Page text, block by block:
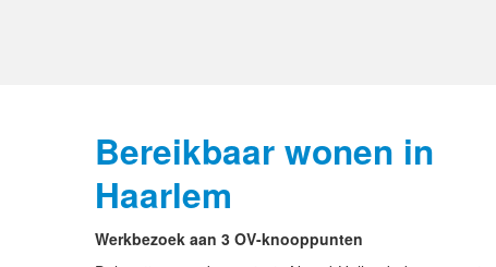
Bereikbaar wonen in
Haarlem
Werkbezoek aan 3 OV-knooppunten